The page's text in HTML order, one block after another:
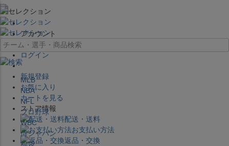
×
アカウント
ログイン
新規登録
お気に入り
カートを見る
ストア情報
配送・送料
お支払い方法
返品・交換
MLB
NBA
NFL
プロ野球
WBC
侍ジャパン
福袋